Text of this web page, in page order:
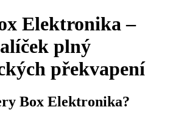
Elektronika –
plný
překvapení
Box Elektronika?